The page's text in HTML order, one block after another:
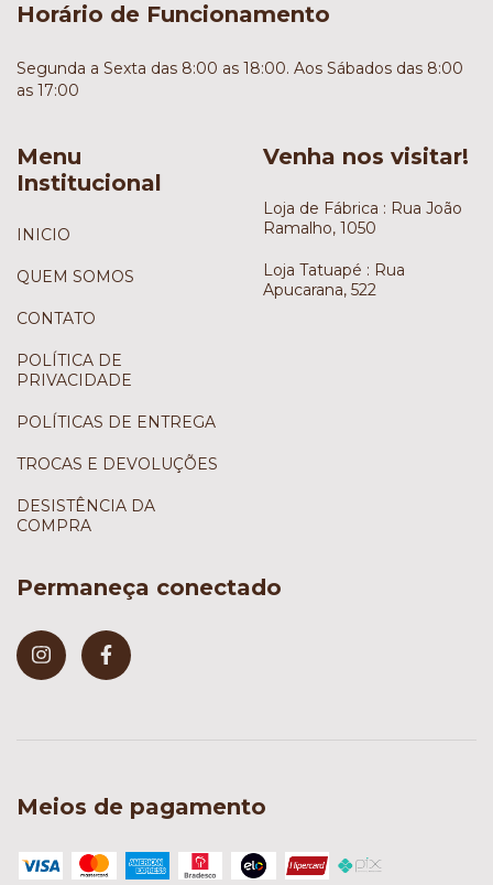
Horário de Funcionamento
Segunda a Sexta das 8:00 as 18:00. Aos Sábados das 8:00
as 17:00
Menu
Institucional
INICIO
QUEM SOMOS
CONTATO
POLÍTICA DE
PRIVACIDADE
POLÍTICAS DE ENTREGA
TROCAS E DEVOLUÇÕES
DESISTÊNCIA DA
COMPRA
Venha nos visitar!
Loja de Fábrica : Rua João
Ramalho, 1050
Loja Tatuapé : Rua
Apucarana, 522
Permaneça conectado
Meios de pagamento